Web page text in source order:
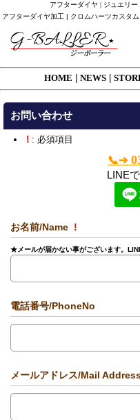
アフターダイヤ | ジュエリ
アフターダイヤ加工 | クロムハーツカスタ
HOME NEWS
お問い合わせ
! : 必須項目
📞➔
LINE
お名前/Name !
★メールが届かない事がございます。
電話番号/PhoneNo
メールアドレス/Mail